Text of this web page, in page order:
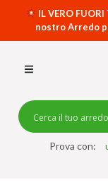
IL VERO
nostro Arredo
Prova con:
SCRIVANIE SPECIAL
CASSETTIERE